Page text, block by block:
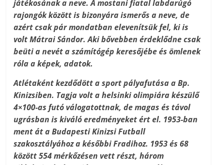
játékosának a neve. A mostani fiatal labdarúgó
rajongók között is bizonyára ismerős a neve, de
azért csak pár mondatban elevenítsük fel, ki is
volt Mátrai Sándor. Aki bővebben érdeklődne csak
beüti a nevét a számítógép keresőjébe és ömlenek
róla a képek, adatok.
Atlétaként kezdődött a sport pályafutása a Bp.
Kinizsiben. Tagja volt a helsinki olimpiára készülő
4×100-as futó válogatottnak, de magas és távol
ugrásban is kiváló eredményeket ért el. 1953-ban
ment át a Budapesti Kinizsi Futball
szakosztályához a későbbi Fradihoz. 1953 és 68
között 554 mérkőzésen vett részt, három